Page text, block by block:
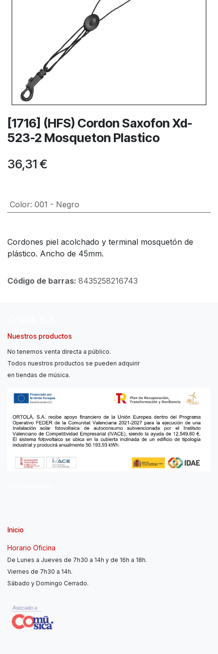
[1716] (HFS) Cordon Saxofon Xd-
523-2 Mosqueton Plastico
36,31 €
Color: 001 - Negro
Cordones piel acolchado y terminal mosquetón de
plástico. Ancho de 45mm.
Código de barras: 8435258216743
Nuestros productos
No tenemos venta directa a público.
Todos nuestros productos se pueden adquirir
en tiendas de música.
Inicio
Horario Oficina
De Lunes a Jueves de 7h30 a 14h y de 16h a 18h.
Viernes de 7h30 a 14h.
Sábado y Domingo Cerrado.